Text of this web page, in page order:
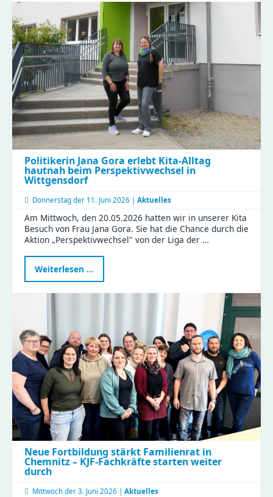
zu
Besuch
im
Compact
Politikerin Jana Gora erlebt Kita-Alltag
hautnah beim Perspektivwechsel in
Wittgensdorf
Donnerstag der 11. Juni 2026 | Aktuelles
Am Mittwoch, den 20.05.2026 hatten wir in unserer Kita
Besuch von Frau Jana Gora. Sie hat die Chance durch die
Aktion „Perspektivwechsel" von der Liga der …
Weiterlesen …
Jana
Gora
Alltag
hautnah
beim
Perspektivwechsel
in
Wittgensdorf
Neue Fortbildung stärkt Familienrat in
Chemnitz – KJF-Fachkräfte starten weiter
durch
Mittwoch der 3. Juni 2026 | Aktuelles